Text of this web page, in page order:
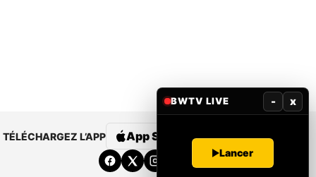
TÉLÉCHARGEZ L’APP App Store Google Play
BWTV LIVE - x
Lancer